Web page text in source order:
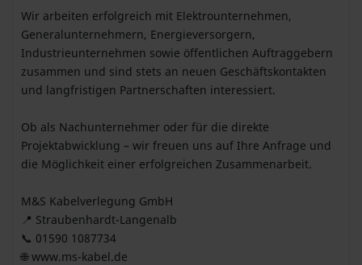
Wir arbeiten erfolgreich mit Elektrounternehmen,
Generalunternehmern, Energieversorgern,
Industrieunternehmen sowie öffentlichen Auftraggebern
zusammen und sind stets an neuen Geschäftskontakten
und langfristigen Partnerschaften interessiert.
Ob als Nachunternehmer oder für die direkte
Projektabwicklung – wir freuen uns auf Ihre Anfrage und
die Möglichkeit einer erfolgreichen Zusammenarbeit.
M&S Kabelverlegung GmbH
📍 Straubenhardt-Langenalb
📞 01590 1087734
🌐 www.ms-kabel.de